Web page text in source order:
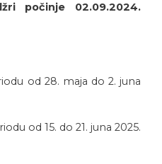
počinje 02.09.2024.
od 28. maja do 2. juna
od 15. do 21. juna 2025.